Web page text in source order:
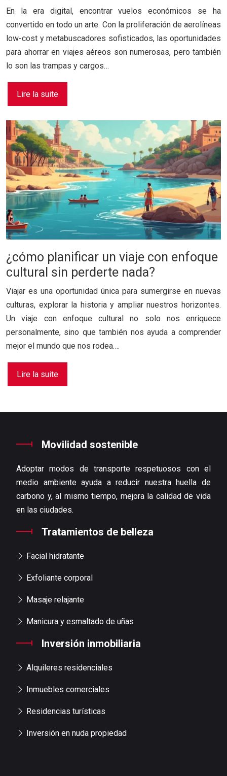
En la era digital, encontrar vuelos económicos se ha
convertido en todo un arte. Con la proliferación de aerolíneas
low-cost y metabuscadores sofisticados, las oportunidades
para ahorrar en viajes aéreos son numerosas, pero también
lo son las trampas y cargos…
Lire la suite
¿cómo planificar un viaje con enfoque
cultural sin perderte nada?
Viajar es una oportunidad única para sumergirse en nuevas
culturas, explorar la historia y ampliar nuestros horizontes.
Un viaje con enfoque cultural no solo nos enriquece
personalmente, sino que también nos ayuda a comprender
mejor el mundo que nos rodea….
Lire la suite
Movilidad sostenible
Adoptar modos de transporte respetuosos con el
medio ambiente ayuda a reducir nuestra huella de
carbono y, al mismo tiempo, mejora la calidad de vida
en las ciudades.
Tratamientos de belleza
Facial hidratante
Exfoliante corporal
Masaje relajante
Manicura y esmaltado de uñas
Inversión inmobiliaria
Alquileres residenciales
Inmuebles comerciales
Residencias turísticas
Inversión en nuda propiedad